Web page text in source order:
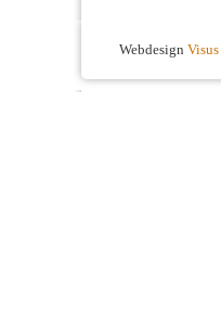
Webdesign Visus